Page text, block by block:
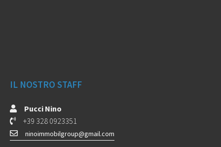
IL NOSTRO STAFF
Pucci Nino
+39 328 0923351
ninoimmobilgroup@gmail.com